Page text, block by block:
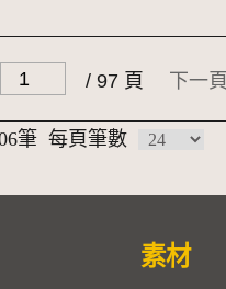
/ 97 頁 下一頁
筆 每頁筆數
素材